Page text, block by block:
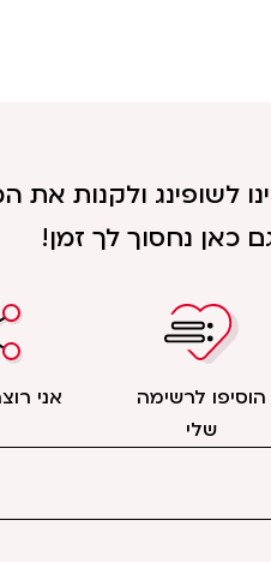
לשופינג ולקנות את
כאן נחסוך לך זמן!
הוסיפו לרשימה
שלי
אני